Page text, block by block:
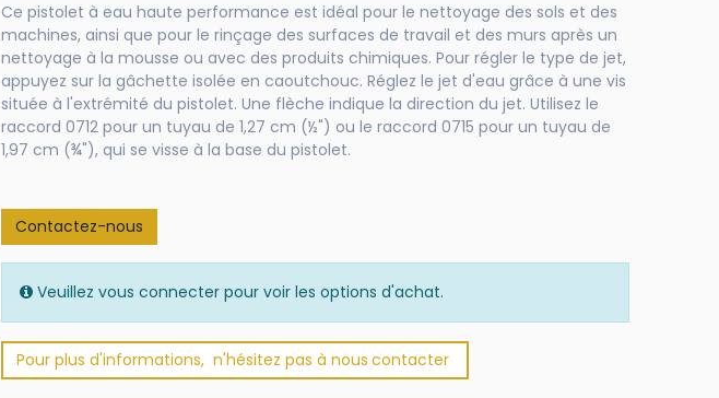
Ce pistolet à eau haute performance est idéal pour le nettoyage des sols et des
machines, ainsi que pour le rinçage des surfaces de travail et des murs après un
nettoyage à la mousse ou avec des produits chimiques. Pour régler le type de jet,
appuyez sur la gâchette isolée en caoutchouc. Réglez le jet d'eau grâce à une vis
située à l'extrémité du pistolet. Une flèche indique la direction du jet. Utilisez le
raccord 0712 pour un tuyau de 1,27 cm (½") ou le raccord 0715 pour un tuyau de
1,97 cm (¾"), qui se visse à la base du pistolet.
Contactez-nous
Veuillez vous connecter pour voir les options d'achat.
Pour plus d'informations, n'hésitez pas à nous conta​​​​cter​​​